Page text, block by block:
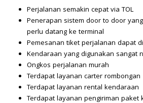
Perjalanan semakin cepat via TOL
Penerapan sistem door to door
perlu datang ke terminal
Pemesanan tiket perjalanan dapat
Kendaraan yang digunakan sangat
Ongkos perjalanan murah
Terdapat layanan carter rombongan
Terdapat layanan rental kendaraan
Terdapat layanan pengiriman paket